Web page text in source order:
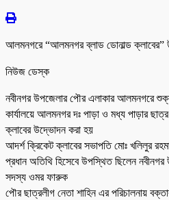
আলমনগরে “আলমনগর ব্লাড ডোনাল্ড
নিউজ ডেস্ক
নবীনগর উপজেলার পৌর এলাকার আলমনগরে
কার্যালয়ে আলমনগর দঃ পাড়া ও মধ্য পাড়ার
ক্লাবের উদ্ভোদন করা হয়
আদর্শ ক্রিকেট ক্লাবের সভাপতি মোঃ খলিলুর
প্রধান অতিথি হিসেবে উপস্থিত ছিলেন
সদস্য ওমর ফারুক
পৌর ছাত্রলীগ নেতা শাহিন এর পরিচালনায়